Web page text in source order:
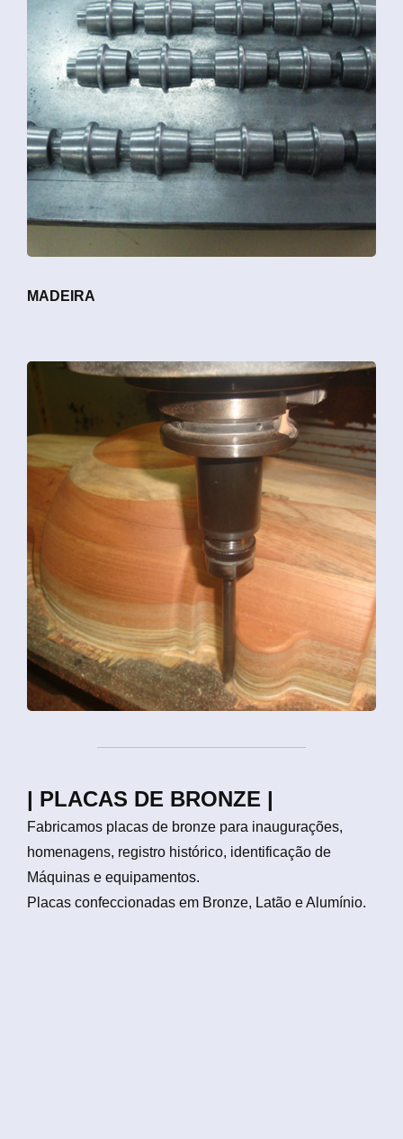
MADEIRA
| PLACAS DE BRONZE |
Fabricamos placas de bronze para inaugurações,
homenagens, registro histórico, identificação de
Máquinas e equipamentos.
Placas confeccionadas em Bronze, Latão e Alumínio.